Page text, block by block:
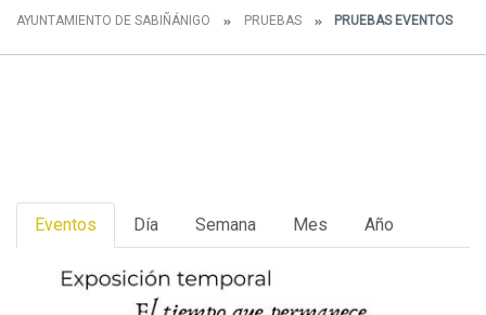
AYUNTAMIENTO DE SABIÑÁNIGO PRUEBAS PRUEBAS EVENTOS
Eventos Día Semana Mes Año